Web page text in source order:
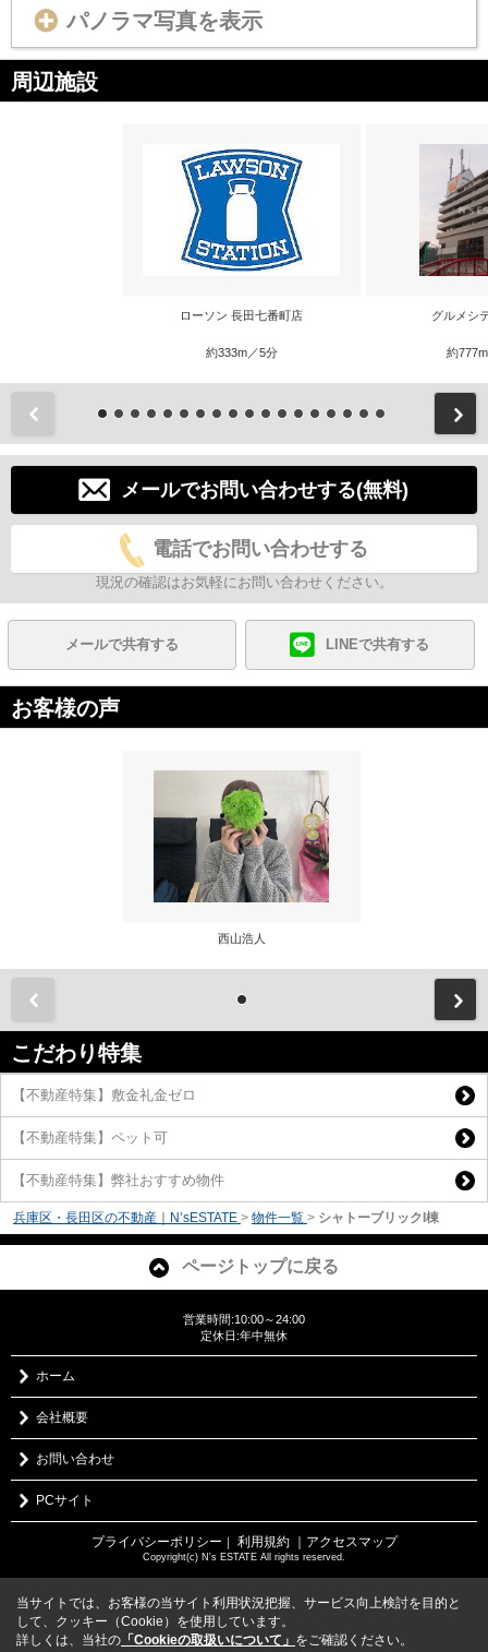
パノラマ写真を表示
周辺施設
ローソン 長田七番町店
約333m／5分
グルメシ
約
メールでお問い合わせする(無料)
電話でお問い合わせする
現況の確認はお気軽にお問い合わせください。
メールで共有する LINEで共有する
お客様の声
西山浩人
こだわり特集
【不動産特集】敷金礼金ゼロ
【不動産特集】ペット可
【不動産特集】弊社おすすめ物件
兵庫区・長田区の不動産｜N’sESTATE > 物件一覧 > シャトーブリックI棟
ページトップに戻る
営業時間:10:00～24:00
定休日:年中無休
ホーム
会社概要
お問い合わせ
PCサイト
プライバシーポリシー 利用規約 ｜アクセスマップ
Copyright(c) N's ESTATE All rights reserved.
当サイトでは、お客様の当サイト利用状況把握、サービス向上検討を目的と
して、クッキー（Cookie）を使用しています。
詳しくは、当社の 「Cookieの取扱いについて」 をご確認ください。